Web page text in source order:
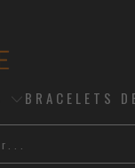
BRACELETS